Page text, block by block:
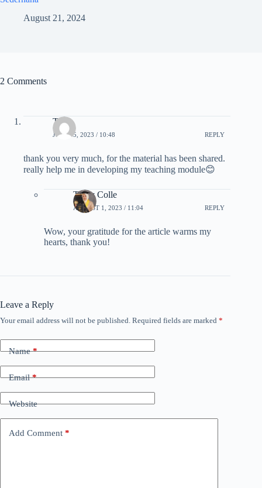
August 21, 2024
2 Comments
Tere
JULY 15, 2023 / 10:48 REPLY
thank you very much, for the material has been shared.
really help me in developing my teaching module😊
Tenry Colle
AUGUST 1, 2023 / 11:04 REPLY
Wow, your gratitude for the article warms my
hearts, thank you!
Leave a Reply
Your email address will not be published. Required fields are marked *
Name*
Email*
Website
Add Comment *